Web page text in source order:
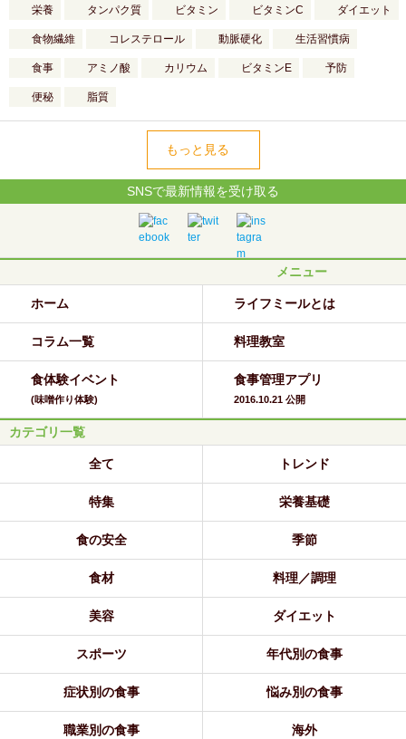
栄養 タンパク質 ビタミン ビタミンC ダイエット
食物繊維 コレステロール 動脈硬化 生活習慣病
食事 アミノ酸 カリウム ビタミンE 予防
便秘 脂質
もっと見る
SNSで最新情報を受け取る
メニュー
ホーム ライフミールとは
コラム一覧 料理教室
食体験イベント
(味噌作り体験)
食事管理アプリ
2016.10.21 公開
カテゴリ一覧
全て トレンド
特集 栄養基礎
食の安全 季節
食材 料理／調理
美容 ダイエット
スポーツ 年代別の食事
症状別の食事 悩み別の食事
職業別の食事 海外